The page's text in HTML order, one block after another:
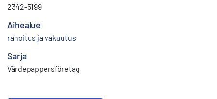
2342-5199
Aihealue
rahoitus ja vakuutus
Sarja
Värdepappersföretag